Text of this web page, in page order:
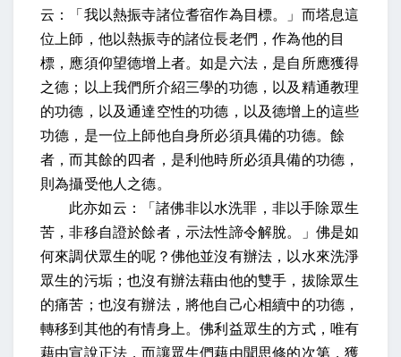
云：「我以熱振寺諸位耆宿作為目標。
」而塔息這
位上師，他以熱振寺的諸位長老們，作為他的目
標， 應須仰望德增上者。如是六法，是自所應獲得
之德 ；以上我們所介紹三學的功德，以及精通教理
的功德，以及通達空性的功德，以及德增上的這些
功德，是一位上師他自身所必須具備的功德。餘
者 ，而其餘的四者，是利他時所必須具備的功德，
則為攝受他人之德。
此亦如云：「諸佛非以水洗罪，非以手除眾生
苦，非移自證於餘者，示法性諦令解脫。
」佛是如
何來調伏眾生的呢？佛他並沒有辦法，以水來洗淨
眾生的污垢；也沒有辦法藉由他的雙手，拔除眾生
的痛苦；也沒有辦法，將他自己心相續中的功德，
轉移到其他的有情身上。佛利益眾生的方式，唯有
藉由宣說正法，而讓眾生們藉由聞思修的次第，獲